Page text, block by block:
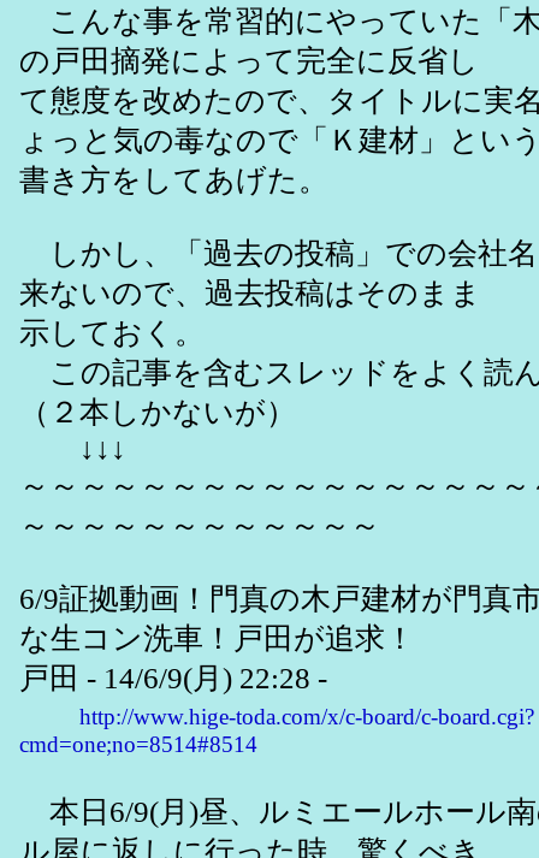
こんな事を常習的にやっていた「
の戸田摘発によって完全に反省し
て態度を改めたので、タイトルに実
ょっと気の毒なので「Ｋ建材」とい
書き方をしてあげた。
しかし、「過去の投稿」での会社
来ないので、過去投稿はそのまま
示しておく。
この記事を含むスレッドをよく読
（２本しかないが）
↓↓↓
～～～～～～～～～～～～～～～～
～～～～～～～～～～～～
6/9証拠動画！門真の木戸建材が門真
な生コン洗車！戸田が追求！
戸田 - 14/6/9(月) 22:28 -
http://www.hige-toda.com/x/c-board/c-board.cgi?
cmd=one;no=8514#8514
本日6/9(月)昼、ルミエールホール